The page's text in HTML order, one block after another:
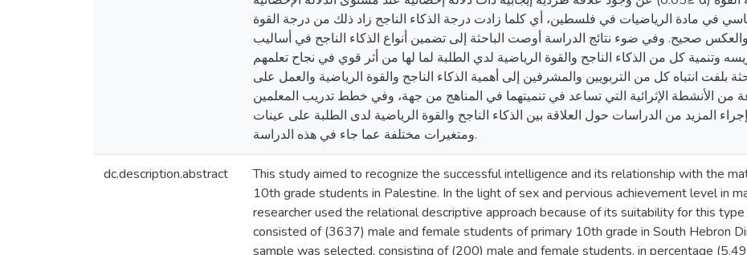
في مادة الرياضيات في فلسطين، أي كلما زادت درجة الذكاء الناجح زاد ذلك من درجة القوة
والعكس صحيح. وفي ضوء نتائج الدراسة أوصت الباحثة إلى تضمين أنواع الذكاء الناجح في أساليب
وتنمية كل من الذكاء الناجح والقوة الرياضية لدي الطلبة لما لها من أثر قوي في نجاح تعلمهم
بلفت انتباه كل من التربويين والمشرفين إلى أهمية الذكاء الناجح والقوة الرياضية والعمل على
من الأنشطة الإثرائية التي تساعد في تنميتهما في المناهج من جهة، وفي خطط تدريب المعلمين
المزيد من الدراسات حول العلاقة بين الذكاء الناجح والقوة الرياضية لدى الطلبة على عينات
ومتغيرات مختلفة عما جاء في هذه الدراسة.
dc.description.abstract
This study aimed to recognize the successful intelligence and its relationship with the
10th grade students in Palestine. In the light of sex and pervious achievement level in
researcher used the relational descriptive approach because of its suitability for this
consisted of (3637) male and female students of primary 10th grade in South Hebron
sample was selected, consisting of (200) male and female students, in percentage